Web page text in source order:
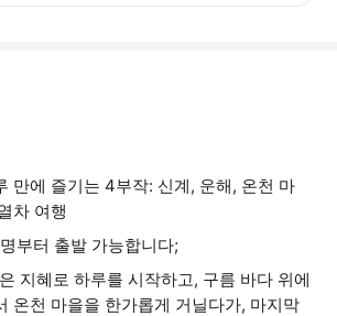
만에 즐기는 4부작: 신계, 운해, 온천 마
차 여행
부터 출발 가능합니다;
지혜로 하루를 시작하고, 구름 바다 위에
온천 마을을 한가롭게 거닐다가, 마지막